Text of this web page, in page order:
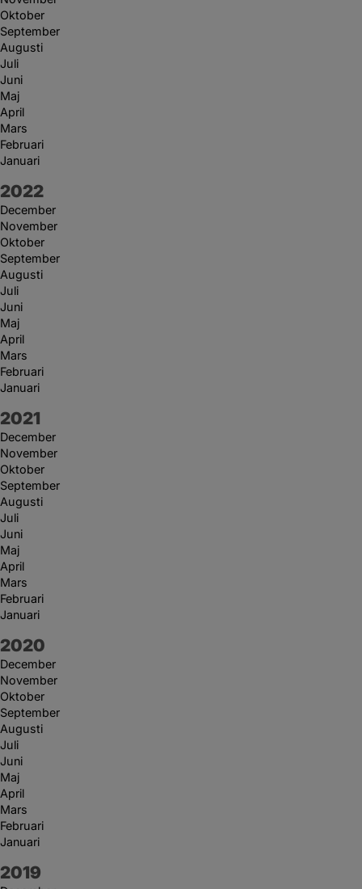
Oktober
September
Augusti
Juli
Juni
Maj
April
Mars
Februari
Januari
År:
2022
December
November
Oktober
September
Augusti
Juli
Juni
Maj
April
Mars
Februari
Januari
År:
2021
December
November
Oktober
September
Augusti
Juli
Juni
Maj
April
Mars
Februari
Januari
År:
2020
December
November
Oktober
September
Augusti
Juli
Juni
Maj
April
Mars
Februari
Januari
År:
2019